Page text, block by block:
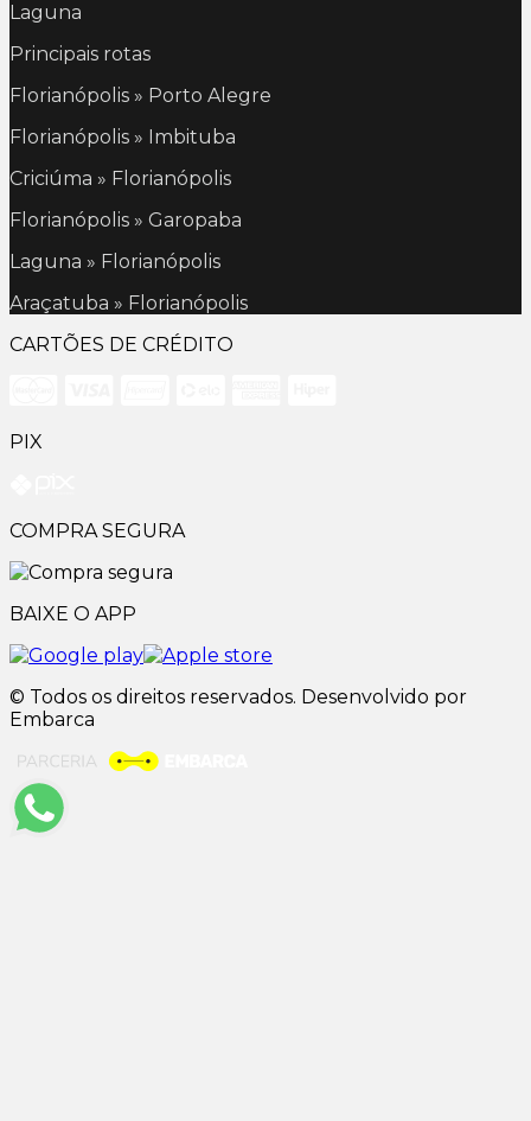
Laguna
Principais rotas
Florianópolis » Porto Alegre
Florianópolis » Imbituba
Criciúma » Florianópolis
Florianópolis » Garopaba
Laguna » Florianópolis
Araçatuba » Florianópolis
CARTÕES DE CRÉDITO
PIX
COMPRA SEGURA
BAIXE O APP
© Todos os direitos reservados. Desenvolvido por
Embarca